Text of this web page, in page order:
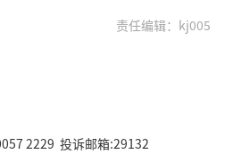
责任编辑：kj005
2229 投诉邮箱:29132